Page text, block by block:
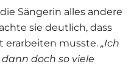
Sängerin alles andere
sie deutlich, dass
erarbeiten musste. „Ich
doch so viele